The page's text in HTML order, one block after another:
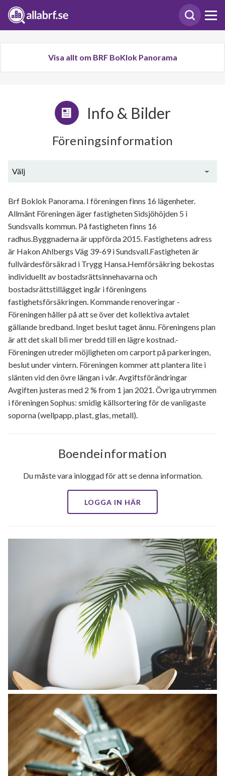
Visa allt om BRF BoKlok Panorama
Info & Bilder
Föreningsinformation
Välj
Brf Boklok Panorama. I föreningen finns 16 lägenheter.
Allmänt Föreningen äger fastigheten Sidsjöhöjden 5 i
Sundsvalls kommun. På fastigheten finns 16
radhus.Byggnaderna är uppförda 2015. Fastighetens adress
är Hakon Ahlbergs Väg 39-69 i Sundsvall.Fastigheten är
fullvärdesförsäkrad i Trygg Hansa.Hemförsäkring bekostas
individuellt av bostadsrättsinnehavarna och
bostadsrättstillägget ingår i föreningens
fastighetsförsäkringen. Kommande renoveringar -
Föreningen håller på att se över det kollektiva avtalet
gällande bredband. Inget beslut taget ännu. Föreningens plan
är att det skall bli mer bredd till en lägre kostnad.-
Föreningen utreder möjligheten om carport på parkeringen,
beslut under vintern. Föreningen kommer att plantera lite i
slänten vid den övre längan i vår. Avgiftsförändringar
Avgiften justeras med 2 % from 1 jan 2021. Övriga utrymmen
i föreningen Sophus: smidig källsortering för de vanligaste
soporna (wellpapp, plast, glas, metall).
Boendeinformation
Du måste vara inloggad för att se denna information.
LOGGA IN HÄR